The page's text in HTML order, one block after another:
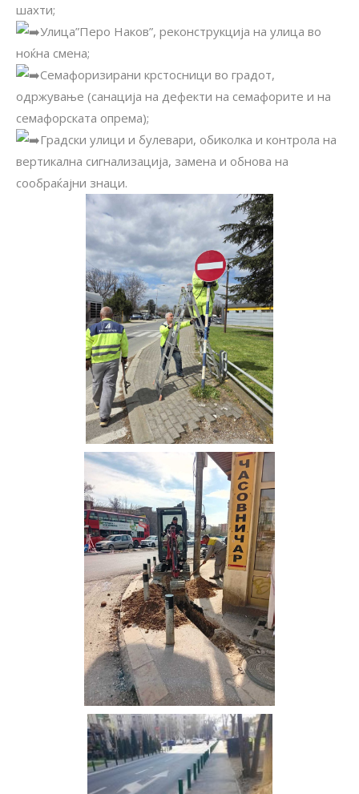
шахти;
Улица”Перо Наков”, реконструкција на улица во
ноќна смена;
Семафоризирани крстосници во градот,
одржување (санација на дефекти на семафорите и на
семафорската опрема);
Градски улици и булевари, обиколка и контрола на
вертикална сигнализација, замена и обнова на
сообраќајни знаци.